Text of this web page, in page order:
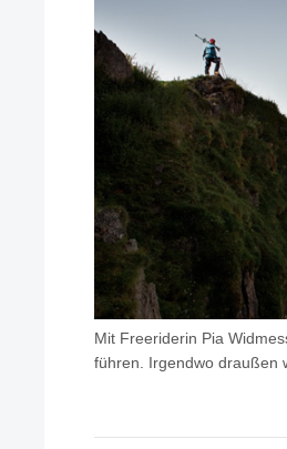
Mit Freeriderin Pia
führen. Irgendwo draußen